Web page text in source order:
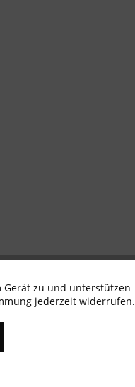
Aktiv
Gerät zu und unterstützen
jederzeit widerrufen.